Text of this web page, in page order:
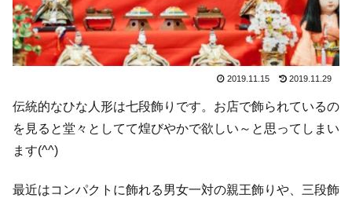
2019.11.15 2019.11.29
伝統的なひな人形は七段飾りです。お店で飾られているの
を見ると堂々としてて煌びやかで欲しい～と思ってしまい
ます(^^)
最近はコンパクトに飾れる男女一対の親王飾りや、三段飾